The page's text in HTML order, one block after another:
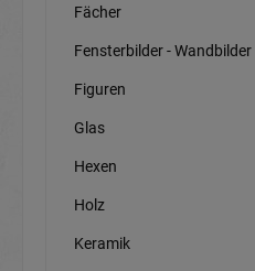
Fächer
Fensterbilder - Wandbilder
Figuren
Glas
Hexen
Holz
Keramik